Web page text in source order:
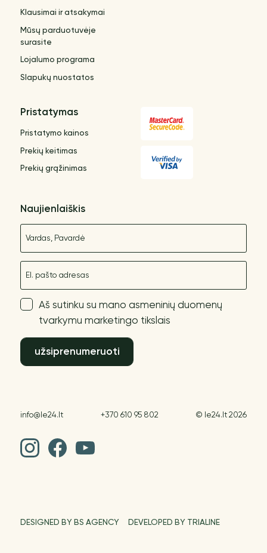
Klausimai ir atsakymai
Mūsų parduotuvėje
surasite
Lojalumo programa
Slapukų nuostatos
Pristatymas
Pristatymo kainos
Prekių keitimas
Prekių grąžinimas
Naujienlaiškis
Aš sutinku su mano asmeninių duomenų
tvarkymu marketingo tikslais
užsiprenumeruoti
info@le24.lt +370 610 95 802 © le24.lt 2026
DESIGNED BY BS AGENCY DEVELOPED BY TRIALINE